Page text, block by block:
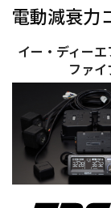
電動減衰力
イー・ディーエ
ファイ